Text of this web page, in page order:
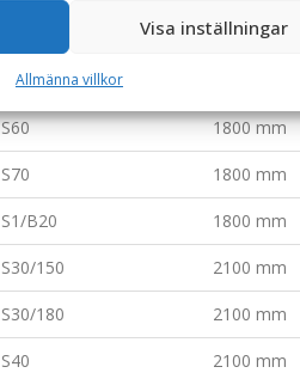
Visa inställningar
Allmänna villkor
1800 mm
S50
S60 1800 mm
S70 1800 mm
S1/B20 1800 mm
S30/150 2100 mm
S30/180 2100 mm
S40 2100 mm